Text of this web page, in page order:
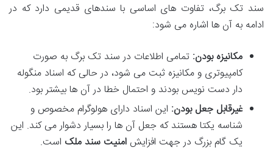
سند تک برگ، تفاوت های اساسی با سندهای قدیمی دارد که در
ادامه به آن ها اشاره می شود:
مکانیزه بودن: تمامی اطلاعات در سند تک برگ به صورت
کامپیوتری و مکانیزه ثبت می شود، در حالی که اسناد منگوله
دار دست نویس بودند و احتمال خطا در آن ها بیشتر بود.
غیرقابل جعل بودن: این اسناد دارای هولوگرام مخصوص و
شناسه یکتا هستند که جعل آن ها را بسیار دشوار می کند. این
یک گام بزرگ در جهت افزایش امنیت سند ملک است.